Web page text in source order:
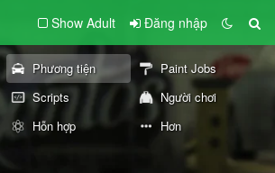
Show Adult Đăng nhập
Phương tiện
Paint Jobs
Scripts
Người chơi
Hỗn hợp Hơn